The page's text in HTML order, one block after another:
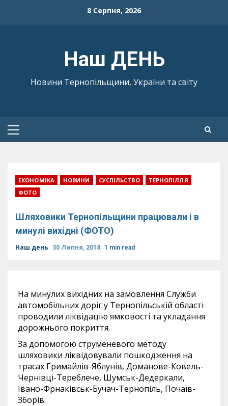
8 Серпня, 2026
Наш ДЕНЬ
Новини Тернопільщини, України та світу
Primary
ЕКОНОМІКА НОВИНИ СУСПІЛЬСТВО
ТЕРНОПІЛЛЯ
ФОТО
Шляховики Тернопільщини працювали і в
минулі вихідні (ФОТО)
Наш день 30 Липня, 2018 1 min read
На минулих вихідних на замовлення Служби
автомобільних доріг у Тернопільській області
проводили ліквідацію ямковості та укладання
дорожнього покриття.
За допомогою струменевого методу
шляховики ліквідовували пошкодження на
трасах Гримайлів-Яблунів, Доманове-Ковель-
Чернівці-Тереблече, Шумськ-Дедеркали,
Івано-Фрнаківськ-Бучач-Тернопіль, Почаїв-
Зборів.